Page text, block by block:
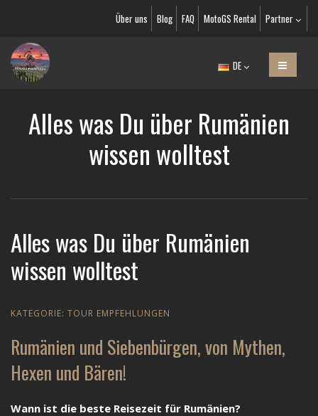
Über uns Blog FAQ MotoGS Rental Partner
DE
Alles was Du über Rumänien
wissen wolltest
Alles was Du über Rumänien
wissen wolltest
KATEGORIE: TOUR EMPFEHLUNGEN
Rumänien und Siebenbürgen, von Mythen,
Hexen und Bären!
Wann ist die beste Reisezeit für Rumänien?